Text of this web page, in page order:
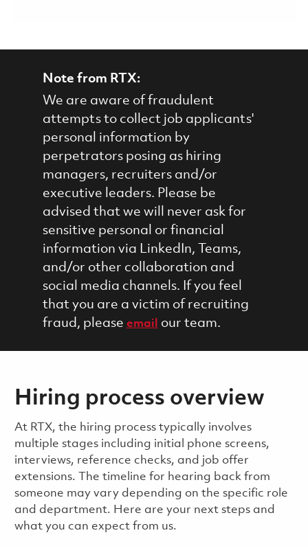
Note from RTX:
We are aware of fraudulent
attempts to collect job applicants'
personal information by
perpetrators posing as hiring
managers, recruiters and/or
executive leaders. Please be
advised that we will never ask for
sensitive personal or financial
information via LinkedIn, Teams,
and/or other collaboration and
social media channels. If you feel
that you are a victim of recruiting
fraud, please email our team.
Hiring process overview
​​​​At RTX, the hiring process typically involves
multiple stages including initial phone screens,
interviews, reference checks, and job offer
extensions. The timeline for hearing back from
someone may vary depending on the specific role
and department. Here are your next steps and
what you can expect from us.